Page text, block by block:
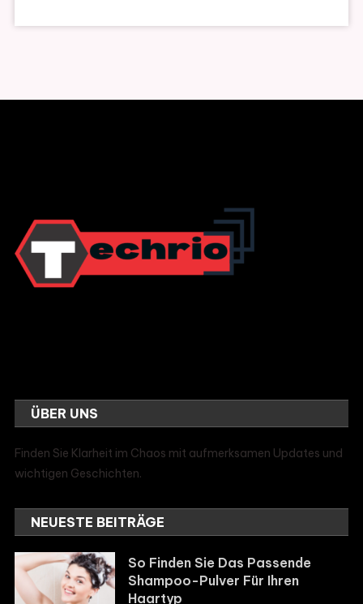
ÜBER UNS
Finden Sie Klarheit im Chaos mit aufmerksamen Updates und
wichtigen Geschichten.
NEUESTE BEITRÄGE
So Finden Sie Das Passende
Shampoo-Pulver Für Ihren
Haartyp